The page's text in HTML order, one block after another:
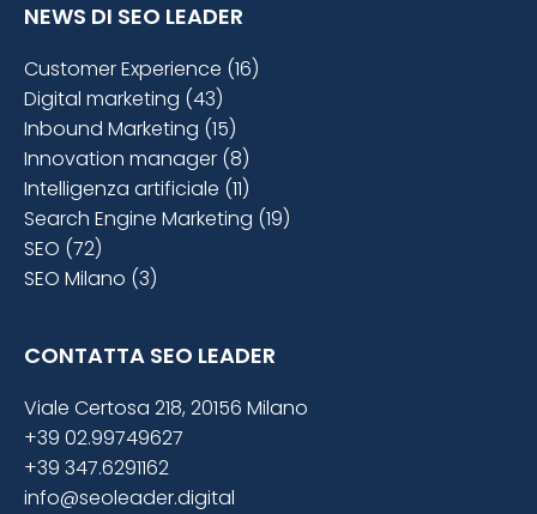
NEWS DI SEO LEADER
Customer Experience (16)
Digital marketing (43)
Inbound Marketing (15)
Innovation manager (8)
Intelligenza artificiale (11)
Search Engine Marketing (19)
SEO (72)
SEO Milano (3)
CONTATTA SEO LEADER
Viale Certosa 218, 20156 Milano
+39 02.99749627
+39 347.6291162
info@seoleader.digital